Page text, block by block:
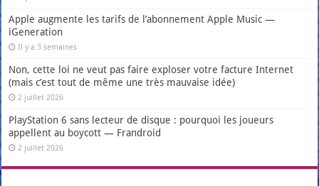
Apple augmente les tarifs de l’abonnement Apple Music —
iGeneration
Il y a 3 semaines
Non, cette loi ne veut pas faire exploser votre facture Internet
(mais c’est tout de même une très mauvaise idée)
2 juillet 2026
PlayStation 6 sans lecteur de disque : pourquoi les joueurs
appellent au boycott — Frandroid
2 juillet 2026